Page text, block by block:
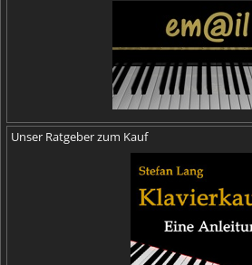
Unser Ratgeber zum Kauf